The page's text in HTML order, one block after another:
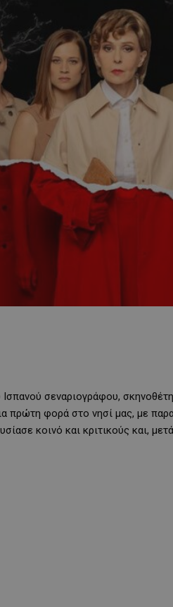
Ισπανού σεναριογράφου,
πρώτη φορά στο νησί μας, με
κοινό και κριτικούς και,